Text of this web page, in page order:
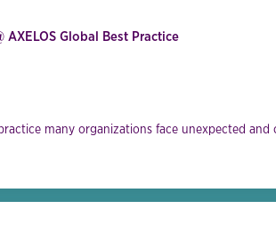
AXELOS Global Best Practice
many organizations face unexpected